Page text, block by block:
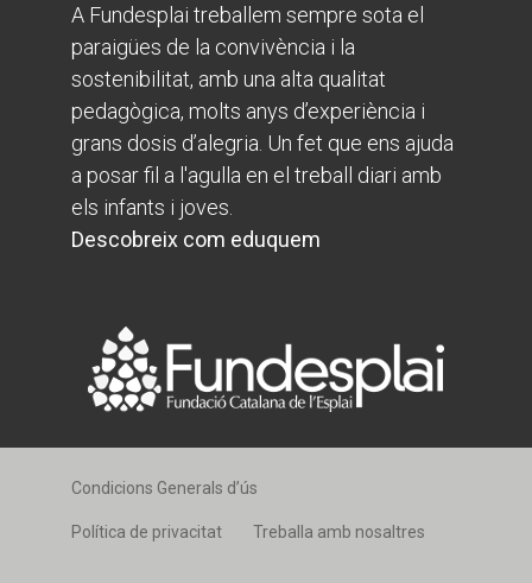
A Fundesplai treballem sempre sota el
paraigües de la convivència i la
sostenibilitat, amb una alta qualitat
pedagògica, molts anys d’experiència i
grans dosis d’alegria. Un fet que ens ajuda
a posar fil a l'agulla en el treball diari amb
els infants i joves.
Descobreix com eduquem
Condicions Generals d’ús
Política de privacitat Treballa amb nosaltres